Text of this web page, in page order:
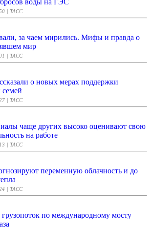
воды на ГЭС
| ТАСС
за чаем мирились. Мифы и правда о
мир
| ТАСС
о новых мерах поддержки
семей
| ТАСС
чаще других высоко оценивают свою
на работе
| ТАСС
переменную облачность и до
| ТАСС
по международному мосту